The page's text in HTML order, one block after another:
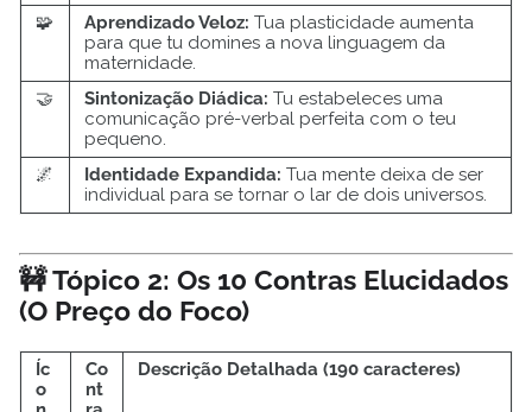
🧩
Aprendizado Veloz: Tua plasticidade aumenta
para que tu domines a nova linguagem da
maternidade.
🤝
Sintonização Diádica: Tu estabeleces uma
comunicação pré-verbal perfeita com o teu
pequeno.
🌌
Identidade Expandida: Tua mente deixa de ser
individual para se tornar o lar de dois universos.
🚧 Tópico 2: Os 10 Contras Elucidados
(O Preço do Foco)
Íc
o
Co
nt
Descrição Detalhada (190 caracteres)